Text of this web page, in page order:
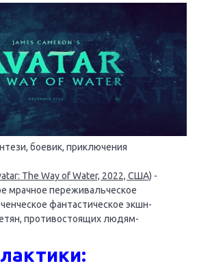
боевик, приключения
The Way of Water, 2022, США) -
мрачное переживальческое
фантастическое экшн-
противостоящих людям-